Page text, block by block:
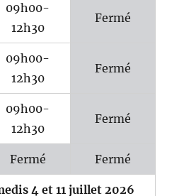
09h00-
12h30
Fermé
09h00-
12h30
Fermé
09h00-
12h30
Fermé
Fermé Fermé
4 et 11 juillet 2026